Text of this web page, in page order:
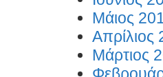
Μάιος
Απρίλιος
Μάρτιος